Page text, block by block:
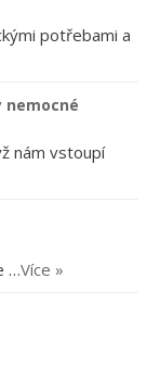
potřebami a
nemocné
nám vstoupí
…Více »